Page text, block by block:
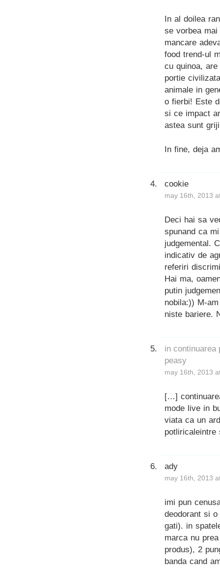
In al doilea
se vorbea
mancare
food trend-ul
cu quinoa,
portie
animale in
o fierbi! Este
si ce impact
astea sunt
In fine, deja
cookie
may 16th, 2013
Deci hai sa
spunand ca
judgemental.
indicativ de
referiri
Hai ma,
putin
nobila:)) M-
niste bariere.
in
peasy
may 16th, 2013
[…]
mode live in
viata ca un
ady
may 16th, 2013
imi pun
deodorant si
gati). in
marca nu
produs), 2
banda cand